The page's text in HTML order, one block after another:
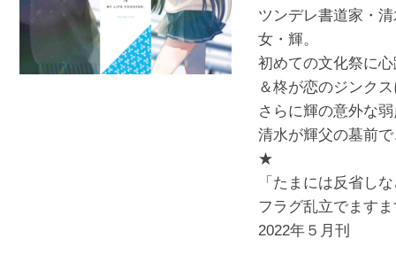
ツンデレ書道家・
女・輝。
初めての文化祭に
＆柊が恋のジンク
さらに輝の意外な
清水が輝父の墓前
★
「たまには反省し
フラグ乱立でます
2022年５月刊